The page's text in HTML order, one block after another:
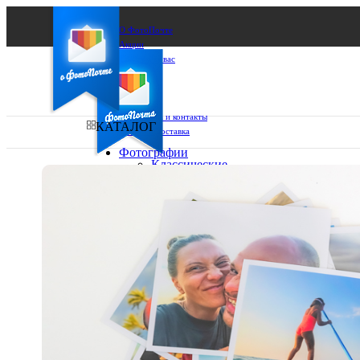
О ФотоПочте
Акции
Сделаем за вас
Бизнесу
FAQ
Франшиза
Поддержка и контакты
Оплата и доставка
Выберите из списка:
КАТАЛОГ
Фотографии
Классические
10х15
15х15
15х20
20х20
20х30
30х30
30х40
А4
Фото
в